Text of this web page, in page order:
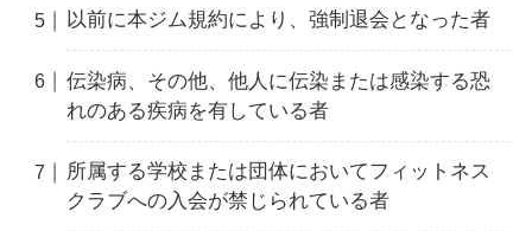
以前に本ジム規約により、強制退会となった者
伝染病、その他、他人に伝染または感染する恐
れのある疾病を有している者
所属する学校または団体においてフィットネス
クラブへの入会が禁じられている者